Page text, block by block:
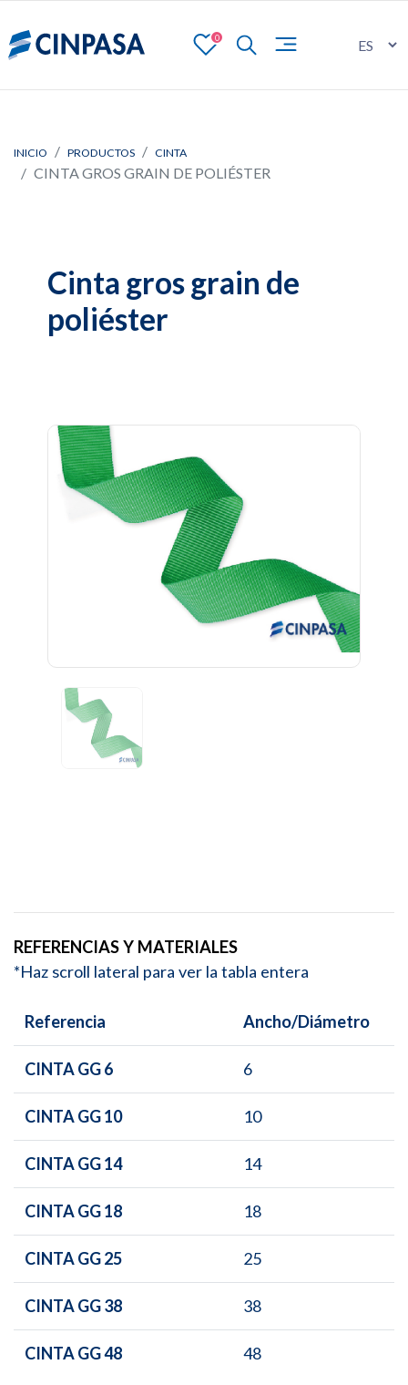
0
INICIO PRODUCTOS CINTA
CINTA GROS GRAIN DE POLIÉSTER
Cinta gros grain de
poliéster
Next
REFERENCIAS Y MATERIALES
*Haz scroll lateral para ver la tabla entera
Referencia Ancho/Diámetro
CINTA GG 6 6
CINTA GG 10 10
CINTA GG 14 14
CINTA GG 18 18
CINTA GG 25 25
CINTA GG 38 38
CINTA GG 48 48